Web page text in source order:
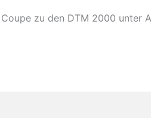
zu den DTM 2000 unter